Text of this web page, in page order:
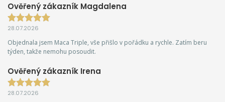
Ověřený zákazník Magdalena
28.07.2026
Objednala jsem Maca Triple, vše přišlo v pořádku a rychle. Zatím beru
týden, takže nemohu posoudit.
Ověřený zákazník Irena
28.07.2026